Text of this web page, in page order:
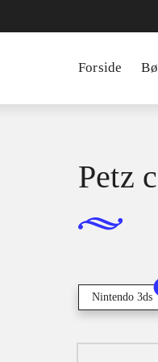
Forside
Petz
Nintendo 3ds